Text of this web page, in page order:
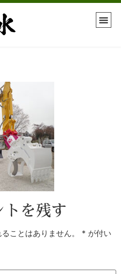
トを残す
ことはありません。 * が付い